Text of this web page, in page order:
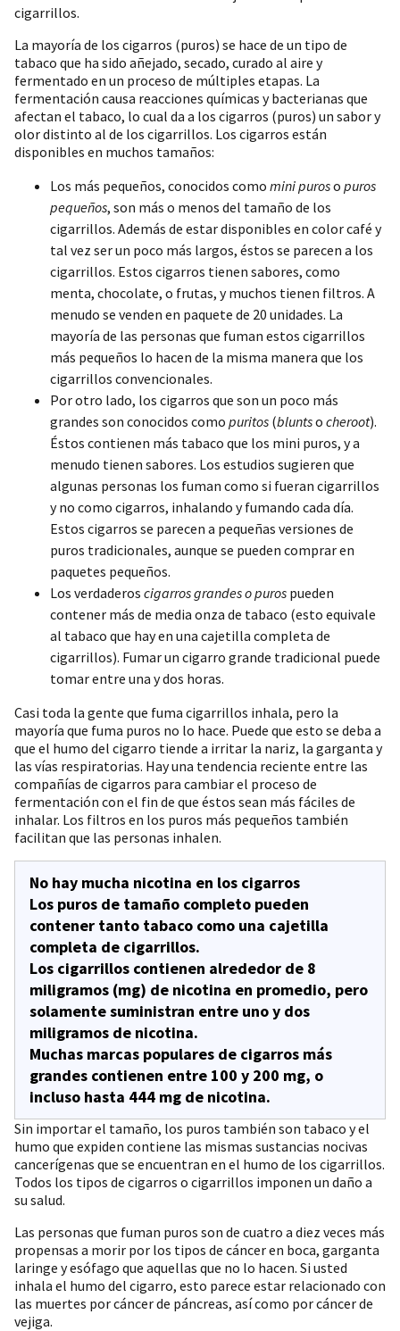
cigarrillos.
La mayoría de los cigarros (puros) se hace de un tipo de
tabaco que ha sido añejado, secado, curado al aire y
fermentado en un proceso de múltiples etapas. La
fermentación causa reacciones químicas y bacterianas que
afectan el tabaco, lo cual da a los cigarros (puros) un sabor y
olor distinto al de los cigarrillos. Los cigarros están
disponibles en muchos tamaños:
Los más pequeños, conocidos como mini puroso puros
pequeños, son más o menos del tamaño de los
cigarrillos. Además de estar disponibles en color café y
tal vez ser un poco más largos, éstos se parecen a los
cigarrillos. Estos cigarros tienen sabores, como
menta, chocolate, o frutas, y muchos tienen filtros. A
menudo se venden en paquete de 20 unidades. La
mayoría de las personas que fuman estos cigarrillos
más pequeños lo hacen de la misma manera que los
cigarrillos convencionales.
Por otro lado, los cigarros que son un poco más
grandes son conocidos como puritos (bluntso cheroot).
Éstos contienen más tabaco que los mini puros, y a
menudo tienen sabores. Los estudios sugieren que
algunas personas los fuman como si fueran cigarrillos
y no como cigarros, inhalando y fumando cada día.
Estos cigarros se parecen a pequeñas versiones de
puros tradicionales, aunque se pueden comprar en
paquetes pequeños.
Los verdaderos cigarros grandes o puros pueden
contener más de media onza de tabaco (esto equivale
al tabaco que hay en una cajetilla completa de
cigarrillos). Fumar un cigarro grande tradicional puede
tomar entre una y dos horas.
Casi toda la gente que fuma cigarrillos inhala, pero la
mayoría que fuma puros no lo hace. Puede que esto se deba a
que el humo del cigarro tiende a irritar la nariz, la garganta y
las vías respiratorias. Hay una tendencia reciente entre las
compañías de cigarros para cambiar el proceso de
fermentación con el fin de que éstos sean más fáciles de
inhalar. Los filtros en los puros más pequeños también
facilitan que las personas inhalen.
No hay mucha nicotina en los cigarros
Los puros de tamaño completo pueden
contener tanto tabaco como una cajetilla
completa de cigarrillos.
Los cigarrillos contienen alrededor de 8
miligramos (mg) de nicotina en promedio, pero
solamente suministran entre uno y dos
miligramos de nicotina.
Muchas marcas populares de cigarros más
grandes contienen entre 100 y 200 mg, o
incluso hasta 444 mg de nicotina.
Sin importar el tamaño, los puros también son tabaco y el
humo que expiden contiene las mismas sustancias nocivas
cancerígenas que se encuentran en el humo de los cigarrillos.
Todos los tipos de cigarros o cigarrillos imponen un daño a
su salud.
Las personas que fuman puros son de cuatro a diez veces más
propensas a morir por los tipos de cáncer en boca, garganta
laringe y esófago que aquellas que no lo hacen. Si usted
inhala el humo del cigarro, esto parece estar relacionado con
las muertes por cáncer de páncreas, así como por cáncer de
vejiga.